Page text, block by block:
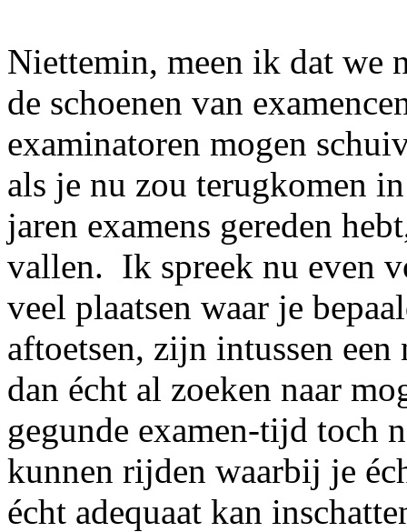
Niettemin, meen ik dat we
de schoenen van
examinatoren mogen
als je nu zou terugkomen
jaren examens gereden
vallen. Ik spreek nu even
veel plaatsen waar je
aftoetsen, zijn intussen
dan écht al zoeken naar
gegunde examen-tijd toch
kunnen rijden waarbij je
écht adequaat kan